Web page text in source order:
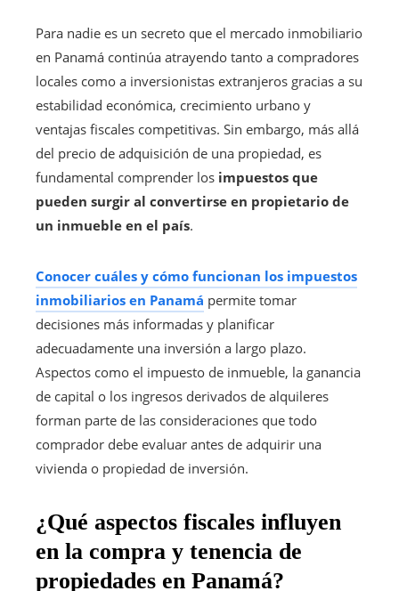
Para nadie es un secreto que el mercado inmobiliario
en Panamá continúa atrayendo tanto a compradores
locales como a inversionistas extranjeros gracias a su
estabilidad económica, crecimiento urbano y
ventajas fiscales competitivas. Sin embargo, más allá
del precio de adquisición de una propiedad, es
fundamental comprender los impuestos que
pueden surgir al convertirse en propietario de
un inmueble en el país.
Conocer cuáles y cómo funcionan los impuestos
inmobiliarios en Panamá permite tomar
decisiones más informadas y planificar
adecuadamente una inversión a largo plazo.
Aspectos como el impuesto de inmueble, la ganancia
de capital o los ingresos derivados de alquileres
forman parte de las consideraciones que todo
comprador debe evaluar antes de adquirir una
vivienda o propiedad de inversión.
¿Qué aspectos fiscales influyen
en la compra y tenencia de
propiedades en Panamá?